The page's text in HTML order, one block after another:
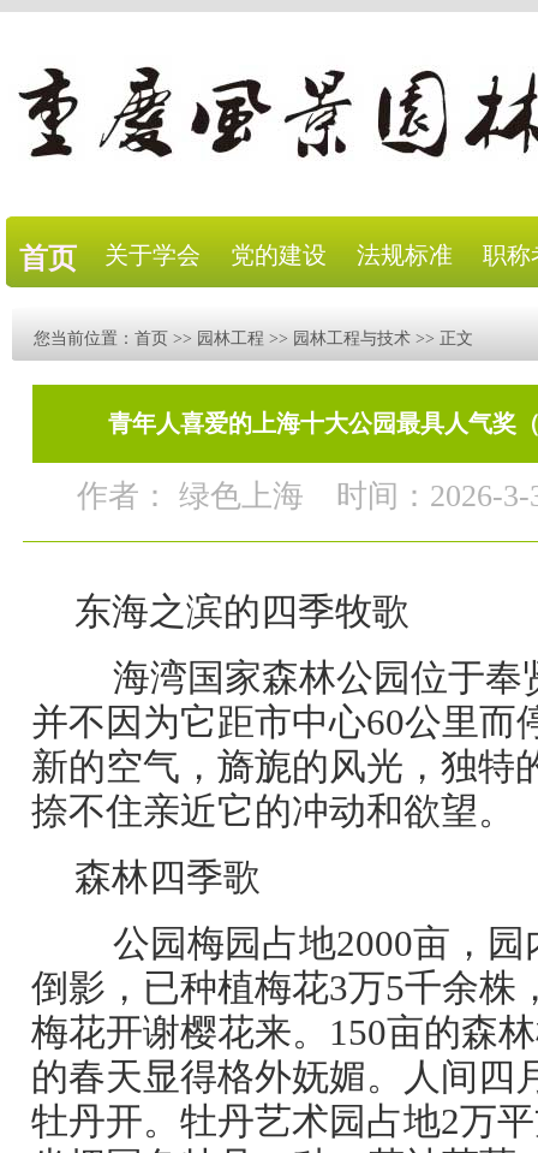
首页 关于学会 党的建设 法规标准 职称
您当前位置： 首页 >> 园林工程 >> 园林工程与技术 >> 正文
青年人喜爱的上海十大公园最具人气奖
作者： 绿色上海 时间：2026-3-
东海之滨的四季牧歌
海湾国家森林公园位于奉
并不因为它距市中心60公里而
新的空气，旖旎的风光，独特
捺不住亲近它的冲动和欲望。
森林四季歌
公园梅园占地2000亩，园
倒影，已种植梅花3万5千余株
梅花开谢樱花来。150亩的森
的春天显得格外妩媚。人间四
牡丹开。牡丹艺术园占地2万